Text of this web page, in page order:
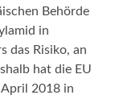
Behörde
in
das Risiko, an
hat die EU
April 2018 in